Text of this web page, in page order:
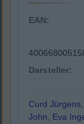
EAN:
Darsteller:
Curd Jürgens,
John, Eva